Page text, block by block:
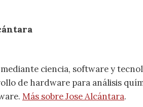
ciencia, software y
de hardware para análisis
Más sobre Jose Alcántara.